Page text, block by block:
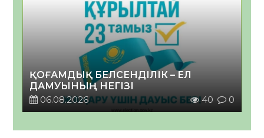
ҚОҒАМДЫҚ БЕЛСЕНДІЛІК – ЕЛ
ДАМУЫНЫҢ НЕГІЗІ
06.08.2026
40 0